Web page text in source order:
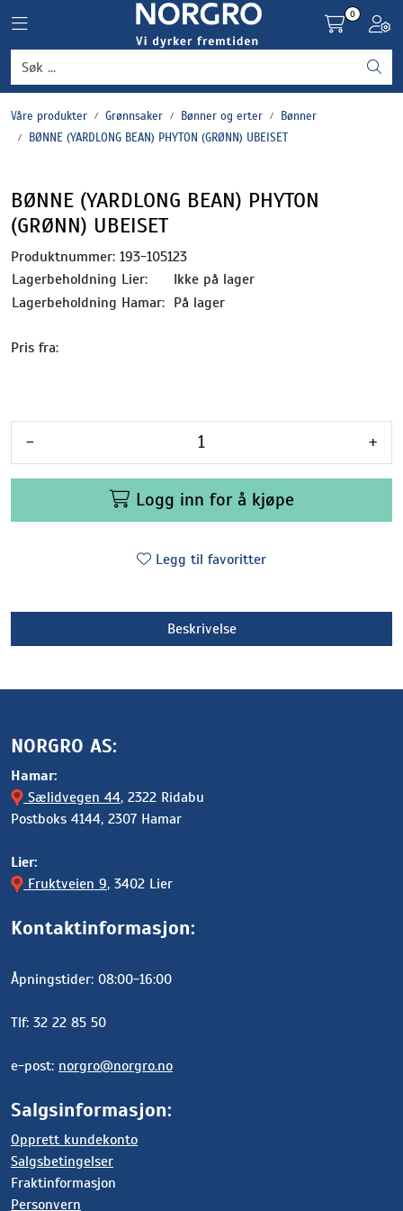
Toggle navigation
0
Våre produkter Grønnsaker Bønner og erter
Bønner
BØNNE (YARDLONG BEAN) PHYTON (GRØNN) UBEISET
BØNNE (YARDLONG BEAN) PHYTON
(GRØNN) UBEISET
Produktnummer: 193-105123
Lagerbeholdning Lier:
Ikke på lager
Lagerbeholdning Hamar: På lager
Pris fra:
- +
Logg inn for å kjøpe
Legg til favoritter
Beskrivelse
NORGRO AS:
Hamar:
Sælidvegen 44, 2322 Ridabu
Postboks 4144, 2307 Hamar
Lier:
Fruktveien 9, 3402 Lier
Kontaktinformasjon:
Åpningstider: 08:00-16:00
Tlf: 32 22 85 50
e-post: norgro@norgro.no
Salgsinformasjon:
Opprett kundekonto
Salgsbetingelser
Fraktinformasjon
Personvern
Grønnsaker
Settepotet og setteløk
Plantevern og nyttedyr
Blomster, potter og brett